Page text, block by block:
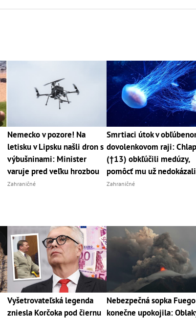
Nemecko v pozore! Na
letisku v Lipsku našli dron s
výbušninami: Minister
varuje pred veľku hrozbou
Zahraničné
Smrtiaci útok v
dovolenkovom raji:
(†13) obkľúčili medúzy,
pomôcť mu už nedokázali
Zahraničné
Vyšetrovateľská legenda
zniesla Korčoka pod čiernu
Nebezpečná sopka
konečne upokojila: